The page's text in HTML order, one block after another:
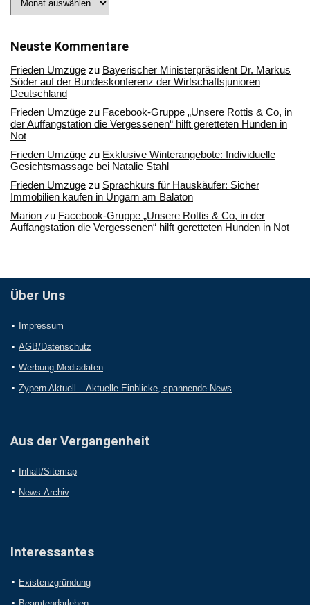
Sie
Archiv
Neuste Kommentare
Frieden Umzüge zu Bayerischer Ministerpräsident Dr. Markus
Söder auf der Bundeskonferenz der Wirtschaftsjunioren
Deutschland
Frieden Umzüge zu Facebook-Gruppe „Unsere Rottis & Co, in
der Auffangstation die Vergessenen“ hilft geretteten Hunden in
Not
Frieden Umzüge zu Exklusive Winterangebote: Individuelle
Gesichtsmassage bei Natalie Stahl
Frieden Umzüge zu Sprachkurs für Hauskäufer: Sicher
Immobilien kaufen in Ungarn am Balaton
Marion zu Facebook-Gruppe „Unsere Rottis & Co, in der
Auffangstation die Vergessenen“ hilft geretteten Hunden in Not
Über Uns
Impressum
AGB/Datenschutz
Werbung Mediadaten
Zypern Aktuell – Aktuelle Einblicke, spannende News
Aus der Vergangenheit
Inhalt/Sitemap
News-Archiv
Interessantes
Existenzgründung